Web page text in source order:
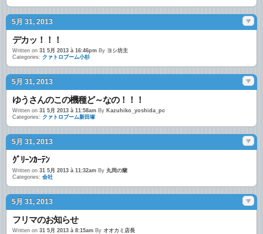
5月 31, 2013
デカッ！！！
Written on 31 5月 2013 à 16:46pm By ヨシ坊主
Categories: クァトロブーム小杉
5月 31, 2013
ゆうさんのこの機種ど～なの！！！
Written on 31 5月 2013 à 11:58am By Kazuhiko_yoshida_pc
Categories: クァトロブーム新田塚
5月 31, 2013
ｸﾞﾘｰﾝｶｰﾃﾝ
Written on 31 5月 2013 à 11:32am By 丸岡の蘭
Categories: 会社
5月 31, 2013
フリマのお知らせ
Written on 31 5月 2013 à 8:15am By オオカミ店長